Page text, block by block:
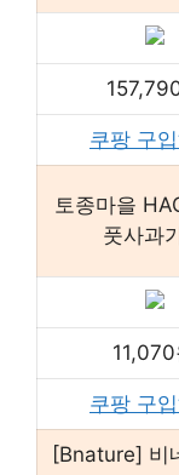
쿠팡 구
토종마을
풋사과
11,070
쿠팡 구
[Bnature] 비